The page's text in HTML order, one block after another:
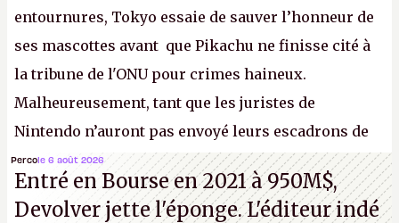
entournures, Tokyo essaie de sauver l’honneur de
ses mascottes avant que Pikachu ne finisse cité à
la tribune de l'ONU pour crimes haineux.
Malheureusement, tant que les juristes de
Nintendo n’auront pas envoyé leurs escadrons de
la mort judiciaires pour distribuer du copyright
strike à tour de bras, l'Oncle Sam continuera
d'étaler sa confiture intellectuelle sur vos
Percole 6 août 2026
Entré en Bourse en 2021 à 950M$,
Devolver jette l'éponge. L'éditeur indé